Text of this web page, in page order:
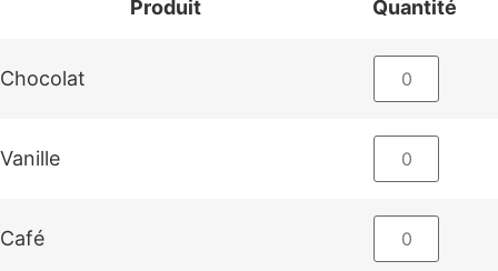
Produit Quantité
Chocolat
Vanille
Café